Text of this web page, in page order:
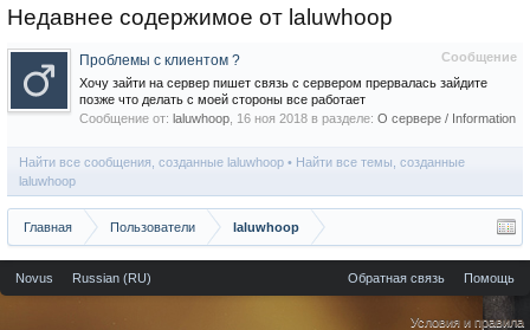
Недавнее содержимое от laluwhoop
Сообщение
Проблемы с клиентом ?
Хочу зайти на сервер пишет связь с сервером прервалась зайдите
позже что делать с моей стороны все работает
Сообщение от: laluwhoop 16 ноя 2018 в разделе: О сервере / Information
Найти все сообщения, созданные laluwhoop
Найти все темы, созданные
laluwhoop
Главная Пользователи laluwhoop
Novus Russian (RU) Обратная связь Помощь
Условия и правила